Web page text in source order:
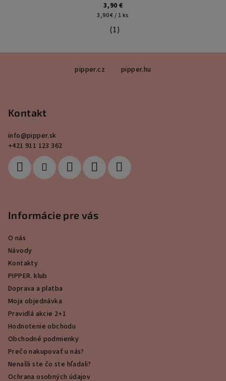
3,90 €
Jednotková
cena:
3,90 € / 1 ks
Priemerné hodnotenie produktu
(1)
pipper.cz pipper.hu
Kontakt
info@pipper.sk
+421 911 123 362
Informácie pre vás
O nás
Návody
Kontakty
PIPPER. klub
Doprava a platba
Moja objednávka
Pravidlá akcie 2+1
Hodnotenie obchodu
Obchodné podmienky
Prečo nakupovať u nás?
Nenašli ste čo ste hľadali?
Ochrana osobných údajov